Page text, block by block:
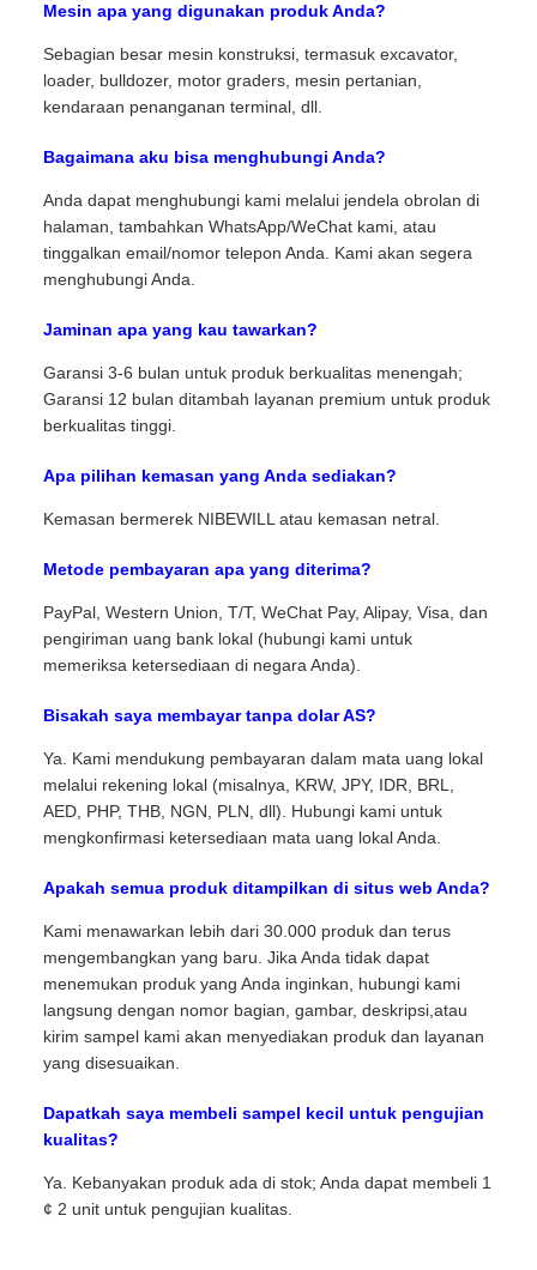
Mesin apa yang digunakan produk Anda?
Sebagian besar mesin konstruksi, termasuk excavator,
loader, bulldozer, motor graders, mesin pertanian,
kendaraan penanganan terminal, dll.
Bagaimana aku bisa menghubungi Anda?
Anda dapat menghubungi kami melalui jendela obrolan di
halaman, tambahkan WhatsApp/WeChat kami, atau
tinggalkan email/nomor telepon Anda. Kami akan segera
menghubungi Anda.
Jaminan apa yang kau tawarkan?
Garansi 3-6 bulan untuk produk berkualitas menengah;
Garansi 12 bulan ditambah layanan premium untuk produk
berkualitas tinggi.
Apa pilihan kemasan yang Anda sediakan?
Kemasan bermerek NIBEWILL atau kemasan netral.
Metode pembayaran apa yang diterima?
PayPal, Western Union, T/T, WeChat Pay, Alipay, Visa, dan
pengiriman uang bank lokal (hubungi kami untuk
memeriksa ketersediaan di negara Anda).
Bisakah saya membayar tanpa dolar AS?
Ya. Kami mendukung pembayaran dalam mata uang lokal
melalui rekening lokal (misalnya, KRW, JPY, IDR, BRL,
AED, PHP, THB, NGN, PLN, dll). Hubungi kami untuk
mengkonfirmasi ketersediaan mata uang lokal Anda.
Apakah semua produk ditampilkan di situs web Anda?
Kami menawarkan lebih dari 30.000 produk dan terus
mengembangkan yang baru. Jika Anda tidak dapat
menemukan produk yang Anda inginkan, hubungi kami
langsung dengan nomor bagian, gambar, deskripsi,atau
kirim sampel kami akan menyediakan produk dan layanan
yang disesuaikan.
Dapatkah saya membeli sampel kecil untuk pengujian
kualitas?
Ya. Kebanyakan produk ada di stok; Anda dapat membeli 1
¢ 2 unit untuk pengujian kualitas.